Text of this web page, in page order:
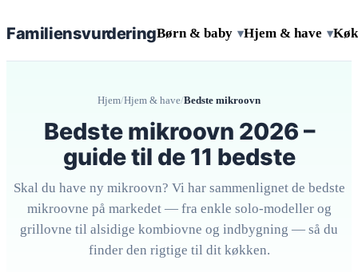
FamiliensvurderingBørn & baby ▾Hjem & have ▾
Hjem/Hjem & have/Bedste mikroovn
Bedste mikroovn 2026 –
guide til de 11 bedste
Skal du have ny mikroovn? Vi har sammenlignet de bedste
mikroovne på markedet — fra enkle solo-modeller og
grillovne til alsidige kombiovne og indbygning — så du
finder den rigtige til dit køkken.